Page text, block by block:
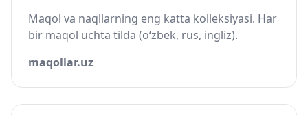
Maqol va naqllarning eng katta kolleksiyasi. Har
bir maqol uchta tilda (o‘zbek, rus, ingliz).
maqollar.uz